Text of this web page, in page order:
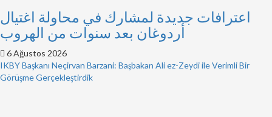
اعترافات جديدة لمشارك في محاولة اغتيال
أردوغان بعد سنوات من الهروب
6 Ağustos 2026
IKBY Başkanı Neçirvan Barzani: Başbakan Ali ez-Zeydi ile Verimli Bir
Görüşme Gerçekleştirdik